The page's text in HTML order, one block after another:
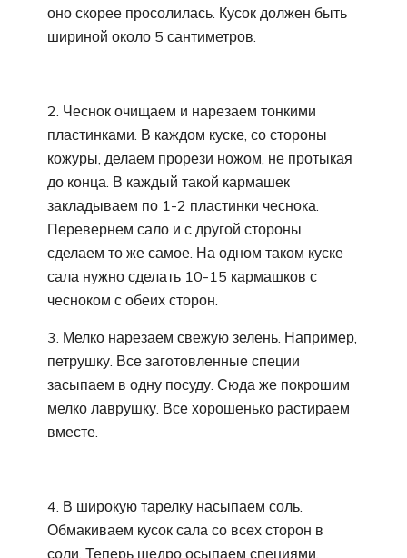
оно скорее просолилась. Кусок должен быть
шириной около 5 сантиметров.
2. Чеснок очищаем и нарезаем тонкими
пластинками. В каждом куске, со стороны
кожуры, делаем прорези ножом, не протыкая
до конца. В каждый такой кармашек
закладываем по 1-2 пластинки чеснока.
Перевернем сало и с другой стороны
сделаем то же самое. На одном таком куске
сала нужно сделать 10-15 кармашков с
чесноком с обеих сторон.
3. Мелко нарезаем свежую зелень. Например,
петрушку. Все заготовленные специи
засыпаем в одну посуду. Сюда же покрошим
мелко лаврушку. Все хорошенько растираем
вместе.
4. В широкую тарелку насыпаем соль.
Обмакиваем кусок сала со всех сторон в
соли. Теперь щедро осыпаем специями.